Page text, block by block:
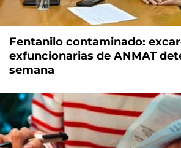
Fentanilo contaminado:
exfuncionarias de ANMAT
semana